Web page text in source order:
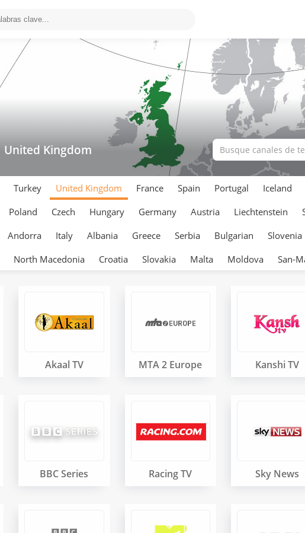
United Kingdom
Turkey United Kingdom France Spain Portugal Iceland
Poland Czech Hungary Germany Austria Liechtenstein
Andorra Italy Albania Greece Serbia Bulgarian Slovenia
North Macedonia Croatia Slovakia Malta Moldova San-
Akaal TV MTA 2 Europe Kanshi TV
BBC Series Racing TV Sky News